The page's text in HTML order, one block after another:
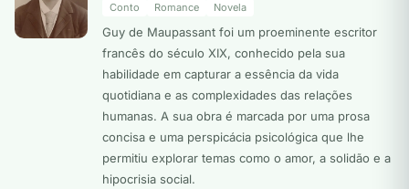
Conto Romance Novela
Guy de Maupassant foi um proeminente escritor
francês do século XIX, conhecido pela sua
habilidade em capturar a essência da vida
quotidiana e as complexidades das relações
humanas. A sua obra é marcada por uma prosa
concisa e uma perspicácia psicológica que lhe
permitiu explorar temas como o amor, a solidão e a
hipocrisia social.